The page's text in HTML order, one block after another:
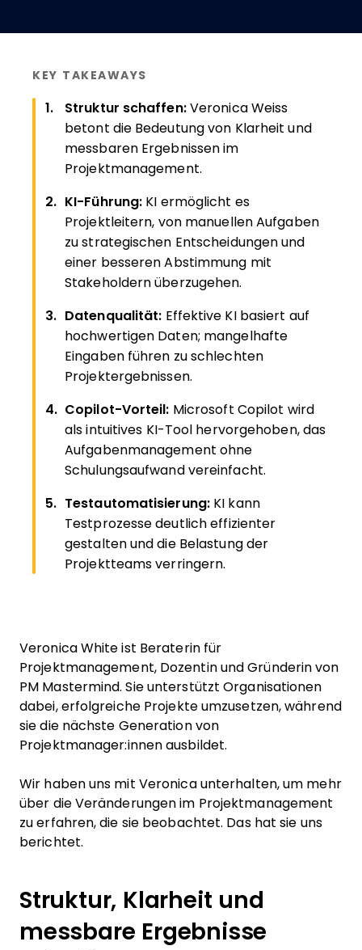
KEY TAKEAWAYS
Struktur schaffen: Veronica Weiss
betont die Bedeutung von Klarheit und
messbaren Ergebnissen im
Projektmanagement.
KI-Führung: KI ermöglicht es
Projektleitern, von manuellen Aufgaben
zu strategischen Entscheidungen und
einer besseren Abstimmung mit
Stakeholdern überzugehen.
Datenqualität: Effektive KI basiert auf
hochwertigen Daten; mangelhafte
Eingaben führen zu schlechten
Projektergebnissen.
Copilot-Vorteil: Microsoft Copilot wird
als intuitives KI-Tool hervorgehoben, das
Aufgabenmanagement ohne
Schulungsaufwand vereinfacht.
Testautomatisierung: KI kann
Testprozesse deutlich effizienter
gestalten und die Belastung der
Projektteams verringern.
Veronica White ist Beraterin für
Projektmanagement, Dozentin und Gründerin von
PM Mastermind. Sie unterstützt Organisationen
dabei, erfolgreiche Projekte umzusetzen, während
sie die nächste Generation von
Projektmanager:innen ausbildet.
Wir haben uns mit Veronica unterhalten, um mehr
über die Veränderungen im Projektmanagement
zu erfahren, die sie beobachtet. Das hat sie uns
berichtet.
Struktur, Klarheit und
messbare Ergebnisse